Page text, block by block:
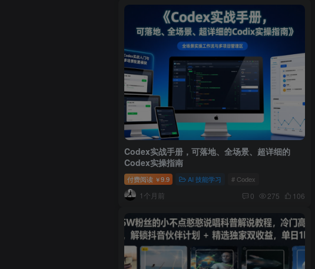
Codex实战手册，可落地、全场景、超详细的
Codex实操指南
付费阅读 ￥9.9 AI 技能学习 # Codex
1个月前 0 275 106